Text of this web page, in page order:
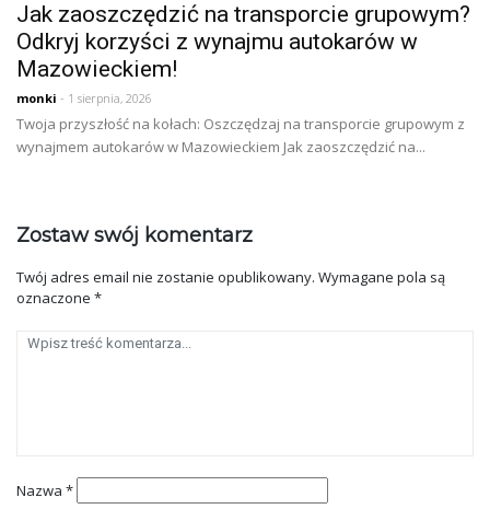
Jak zaoszczędzić na transporcie grupowym?
Odkryj korzyści z wynajmu autokarów w
Mazowieckiem!
monki - 1 sierpnia, 2026
Twoja przyszłość na kołach: Oszczędzaj na transporcie grupowym z
wynajmem autokarów w Mazowieckiem Jak zaoszczędzić na...
Zostaw swój komentarz
Twój adres email nie zostanie opublikowany. Wymagane pola są
oznaczone *
Nazwa *